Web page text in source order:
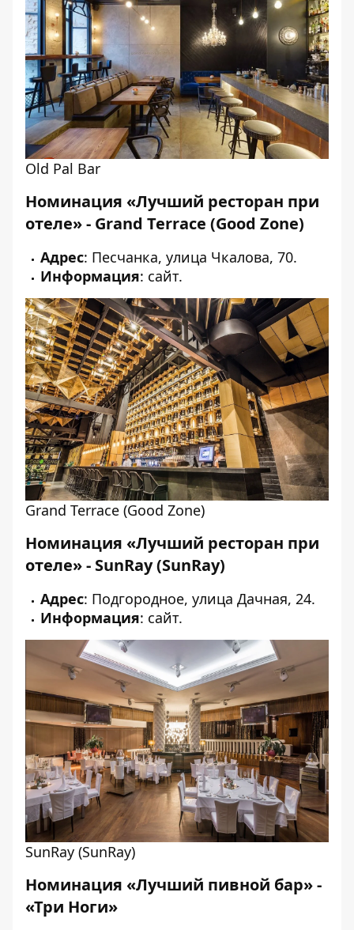
Old Pal Bar
Номинация «Лучший ресторан при
отеле» - Grand Terrace (Good Zone)
Адрес: Песчанка, улица Чкалова, 70.
Информация: сайт.
Grand Terrace (Good Zone)
Номинация «Лучший ресторан при
отеле» - SunRay (SunRay)
Адрес: Подгородное, улица Дачная, 24.
Информация: сайт.
SunRay (SunRay)
Номинация «Лучший пивной бар» -
«Три Ноги»